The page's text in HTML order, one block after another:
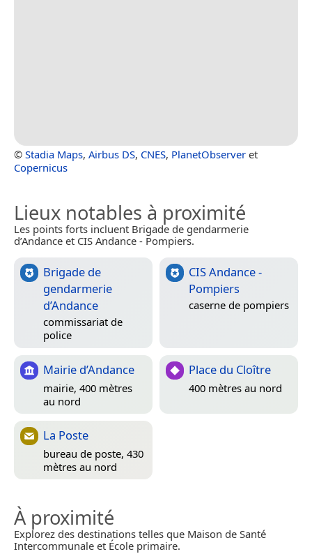
© Stadia Maps, Airbus DS, CNES, PlanetObserver et
Copernicus
Lieux notables à proximité
Les points forts incluent Brigade de gendarmerie
d’Andance et CIS Andance - Pompiers.
Brigade de
gendarmerie
d’Andance
commissariat de
police
CIS Andance -
Pompiers
caserne de pompiers
Mairie d’Andance
mairie, 400 mètres
au nord
Place du Cloître
400 mètres au nord
La Poste
bureau de poste, 430
mètres au nord
À proximité
Explorez des destinations telles que Maison de Santé
Intercommunale et École primaire.